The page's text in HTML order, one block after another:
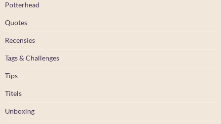
Potterhead
Quotes
Recensies
Tags & Challenges
Tips
Titels
Unboxing